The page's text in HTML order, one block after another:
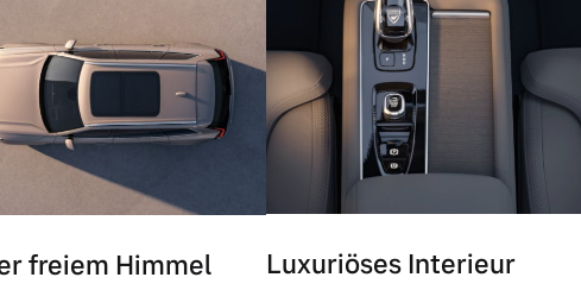
freiem Himmel Luxuriöses Interieur